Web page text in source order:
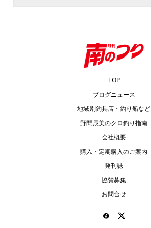
TOP
ブログニュース
地域別釣具店・釣り船など
野間辰美のクロ釣り指南
会社概要
購入・定期購入のご案内
発刊誌
協賛募集
お問合せ